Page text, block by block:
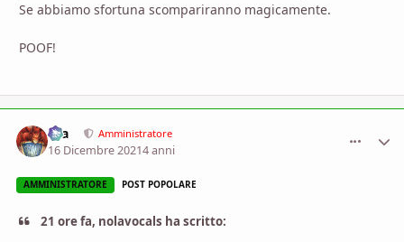
Se abbiamo sfortuna scompariranno magicamente.
POOF!
aza Amministratore
16 Dicembre 20214 anni
AMMINISTRATORE POST POPOLARE
21 ore fa, nolavocals ha scritto: